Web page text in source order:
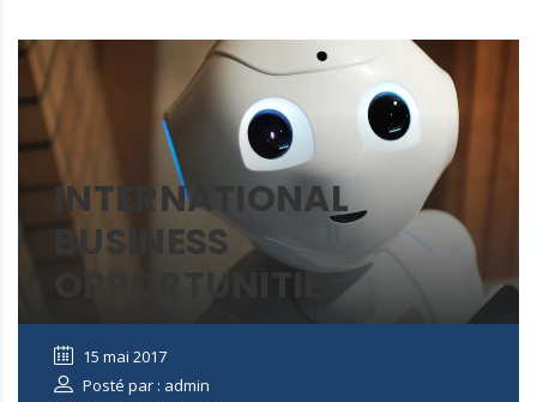
INTERNATIONAL
BUSINESS
OPPORTUNITIES
15 mai 2017
Posté par : admin